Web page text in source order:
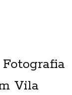
Vila